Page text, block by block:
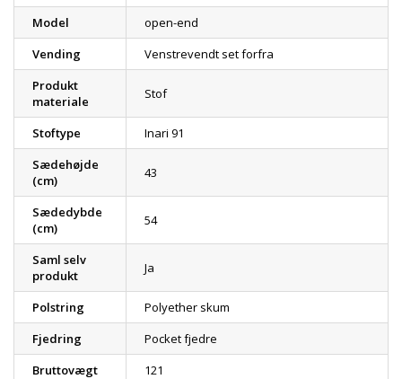
Model
open-end
Vending
Venstrevendt set forfra
Produkt
materiale
Stof
Stoftype
Inari 91
Sædehøjde
(cm)
43
Sædedybde
(cm)
54
Saml selv
produkt
Ja
Polstring
Polyether skum
Fjedring
Pocket fjedre
Bruttovægt
121